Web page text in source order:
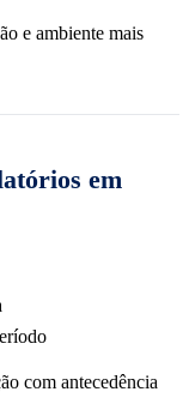
e ambiente mais
em
com antecedência